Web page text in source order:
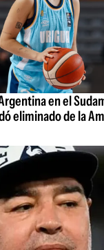
en el
eliminado de la